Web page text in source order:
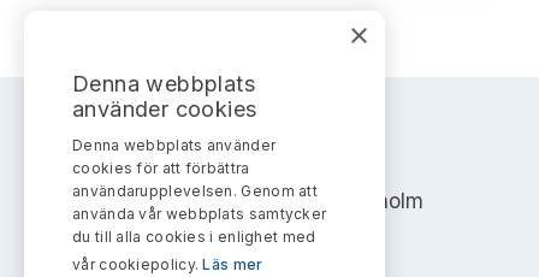
Arbetsordning
Ledamöter
Huvudmän
Uttalanden sorterade ämnesvis
Sök uttalanden
Avgifter
Prenumerera
Bildarkiv
Kontakt angående ansökningar och uttalanden
Kontakt administrativa ärenden
AKTIEMARKNADSNÄMNDEN
Address: Box 7354, 103 90 Stockholm
info@aktiemarknadsnamnden.se
×
Denna webbplats
använder cookies
Denna webbplats använder
cookies för att förbättra
användarupplevelsen. Genom att
använda vår webbplats samtycker
du till alla cookies i enlighet med
vår cookiepolicy.Läs mer